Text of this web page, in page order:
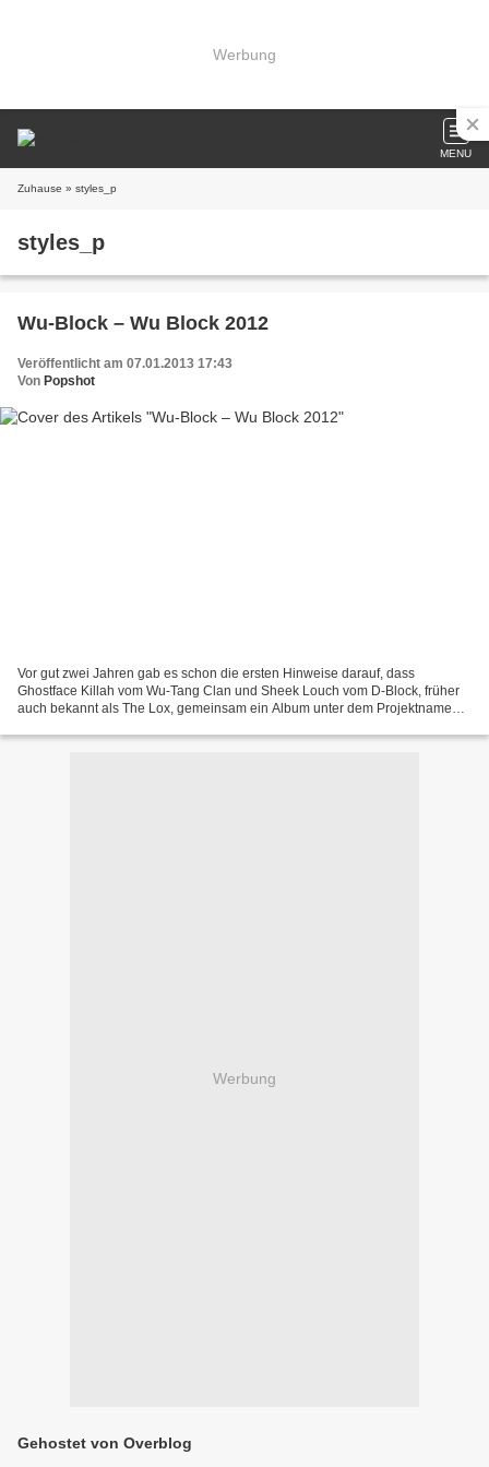
Werbung
MENU
Zuhause » styles_p
styles_p
Wu-Block – Wu Block 2012
Veröffentlicht am 07.01.2013 17:43
Von Popshot
Vor gut zwei Jahren gab es schon die ersten Hinweise darauf, dass
Ghostface Killah vom Wu-Tang Clan und Sheek Louch vom D-Block, früher
auch bekannt als The Lox, gemeinsam ein Album unter dem Projektnamen
Werbung
Gehostet von Overblog